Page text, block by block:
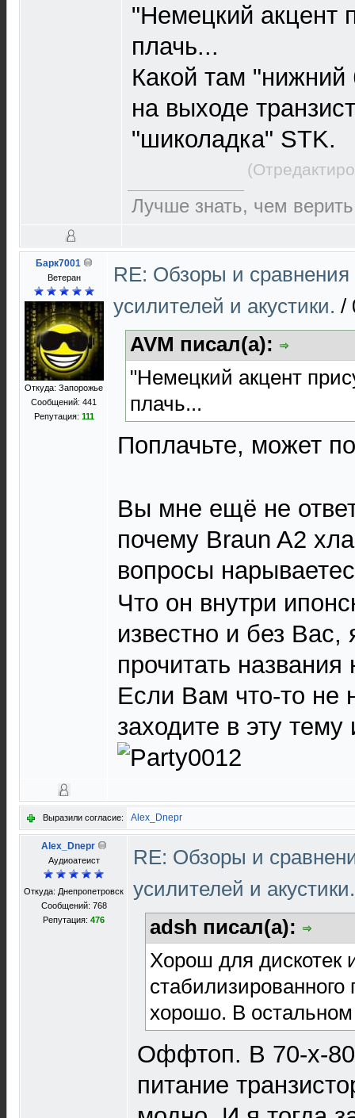
"Немецкий акцент
плачь...
Какой там
на выходе
"шиколадка" STK.
Лучше знать, чем
Барк7001
Ветеран
Откуда: Запорожье
Сообщений: 441
Репутация: 111
RE: Обзоры и
усилителей и акустики. /
AVM писал(а):
"Немецкий акцент
плачь...
Поплачьте, может
Вы мне ещё не
почему Braun A2
вопросы
Что он внутри
известно и без Вас,
прочитать
Если Вам что-то не
заходите в эту тему
Выразили согласие: Alex_Dnepr
Alex_Dnepr
Aудиоатеист
Откуда: Днепропетровск
Сообщений: 768
Репутация: 476
RE: Обзоры и
усилителей и
adsh писал(а):
Хорош для дискотек
хорошо. В
Оффтоп. В 70-х-
питание